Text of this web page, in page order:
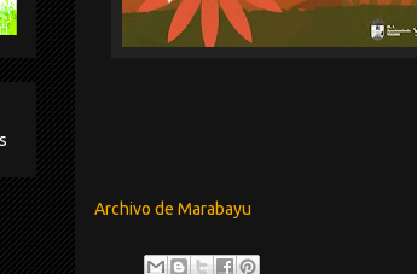
Archivo de Marabayu